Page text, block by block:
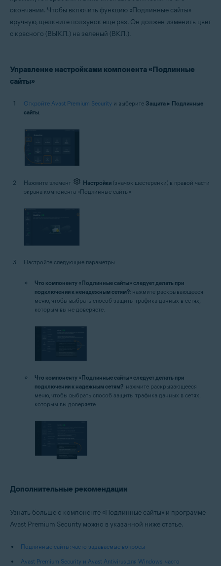
окончании. Чтобы включить функцию «Подлинные сайты»
вручную, щелкните ползунок еще раз. Он должен изменить цвет
с красного (ВЫКЛ.) на зеленый (ВКЛ.).
Управление настройками компонента «Подлинные
сайты»
Откройте Avast Premium Security и выберите Защита ▸ Подлинные
сайты.
Нажмите элемент Настройки (значок шестеренки) в правой части
экрана компонента «Подлинные сайты».
Настройте следующие параметры.
Что компоненту «Подлинные сайты» следует делать при
подключении к ненадежным сетям?: нажмите раскрывающееся
меню, чтобы выбрать способ защиты трафика данных в сетях,
которым вы не доверяете.
Что компоненту «Подлинные сайты» следует делать при
подключении к надежным сетям?: нажмите раскрывающееся
меню, чтобы выбрать способ защиты трафика данных в сетях,
которым вы доверяете.
Дополнительные рекомендации
Узнать больше о компоненте «Подлинные сайты» и программе
Avast Premium Security можно в указанной ниже статье.
Подлинные сайты: часто задаваемые вопросы
Avast Premium Security и Avast Antivirus для Windows: часто